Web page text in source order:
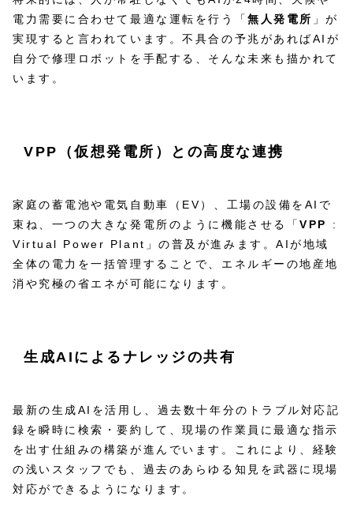
電力需要に合わせて最適な運転を行う「無人発電所 」が
実現すると言われています。不具合の予兆があればAIが
自分で修理ロボットを手配する、そんな未来も描かれて
います。
VPP（仮想発電所）との高度な連携
家庭の蓄電池や電気自動車（EV）、工場の設備をAIで
束ね、一つの大きな発電所のように機能させる「VPP
:
Virtual Power Plant」の普及が進みます。AIが地域
全体の電力を一括管理することで、エネルギーの地産地
消や究極の省エネが可能になります。
生成AIによるナレッジの共有
最新の生成AIを活用し、過去数十年分のトラブル対応記
録を瞬時に検索・要約して、現場の作業員に最適な指示
を出す仕組みの構築が進んでいます。これにより、経験
の浅いスタッフでも、過去のあらゆる知見を武器に現場
対応ができるようになります。